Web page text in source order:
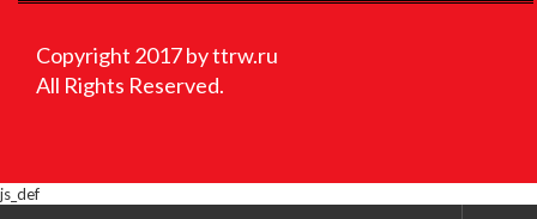
Copyright 2017 by ttrw.ru
All Rights Reserved.
js_def